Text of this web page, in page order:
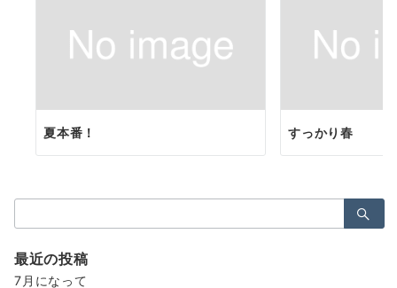
夏本番！ すっかり春
索：
最近の投稿
7月になって